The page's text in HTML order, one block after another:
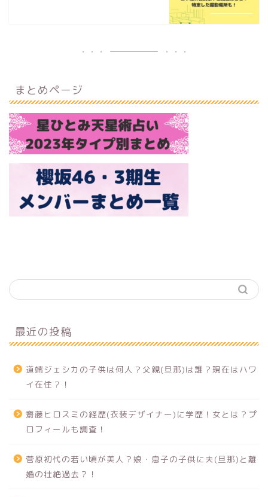
まとめページ
最近の投稿
道端ジェシカの子供は何人？父親(旦那)は誰？現在はハワ
イ在住？！
齋藤ヒロスミの経歴(衣装デザイナー)に学歴！女とは？プ
ロフィールも調査！
菅原初代の若い頃が美人？娘・息子の子供に夫(旦那)と離
婚の壮絶過去？！